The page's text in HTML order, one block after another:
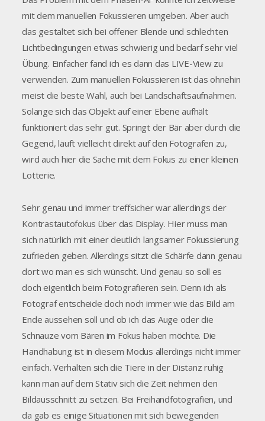
mit dem manuellen Fokussieren umgeben. Aber auch
das gestaltet sich bei offener Blende und schlechten
Lichtbedingungen etwas schwierig und bedarf sehr viel
Übung. Einfacher fand ich es dann das LIVE-View zu
verwenden. Zum manuellen Fokussieren ist das ohnehin
meist die beste Wahl, auch bei Landschaftsaufnahmen.
Solange sich das Objekt auf einer Ebene aufhält
funktioniert das sehr gut. Springt der Bär aber durch die
Gegend, läuft vielleicht direkt auf den Fotografen zu,
wird auch hier die Sache mit dem Fokus zu einer kleinen
Lotterie.
Sehr genau und immer treffsicher war allerdings der
Kontrastautofokus über das Display. Hier muss man
sich natürlich mit einer deutlich langsamer Fokussierung
zufrieden geben. Allerdings sitzt die Schärfe dann genau
dort wo man es sich wünscht. Und genau so soll es
doch eigentlich beim Fotografieren sein. Denn ich als
Fotograf entscheide doch noch immer wie das Bild am
Ende aussehen soll und ob ich das Auge oder die
Schnauze vom Bären im Fokus haben möchte. Die
Handhabung ist in diesem Modus allerdings nicht immer
einfach. Verhalten sich die Tiere in der Distanz ruhig
kann man auf dem Stativ sich die Zeit nehmen den
Bildausschnitt zu setzen. Bei Freihandfotografien, und
da gab es einige Situationen mit sich bewegenden